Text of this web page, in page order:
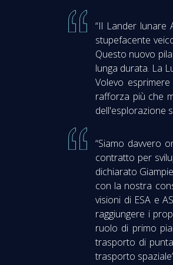
“Il Lander lunare
stupefacente
Questo nuovo
lunga durata. La
Volevo
rafforza più che
dell'esplorazione
“Siamo davvero
contratto per
dichiarato
con la nostra
visioni di ESA e
raggiungere i
ruolo di primo
trasporto di
trasporto